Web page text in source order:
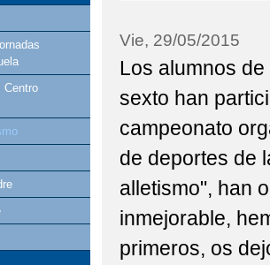
Centro
Vie, 29/05/2015
Los alumnos
sexto han
campeonato
de deportes de
alletismo", han
inmejorable,
primeros, os